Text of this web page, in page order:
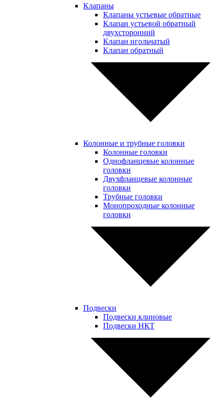
Клапаны
Клапаны устьевые обратные
Клапан устьевой обратный
двухсторонний
Клапан игольчатый
Клапан обратный
Колонные и трубные головки
Колонные головки
Однофланцевые колонные
головки
Двухфланцевые колонные
головки
Трубные головки
Монопроходные колонные
головки
Подвески
Подвески клиновые
Подвески НКТ